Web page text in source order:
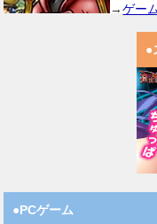
→ゲー
●
●PCゲーム